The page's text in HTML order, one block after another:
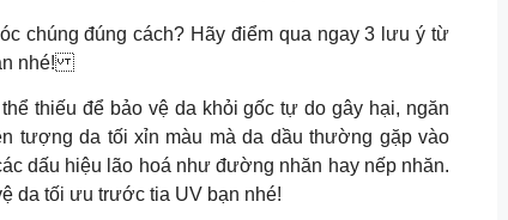
chúng đúng cách? Hãy điểm qua ngay 3 lưu ý từ
nhé!
thiếu để bảo vệ da khỏi gốc tự do gây hại, ngăn
tượng da tối xỉn màu mà da dầu thường gặp vào
dấu hiệu lão hoá như đường nhăn hay nếp nhăn.
da tối ưu trước tia UV bạn nhé!